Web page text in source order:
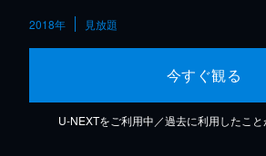
2018年 見放題
今すぐ観る
U-NEXTをご利用中／過去に利用したこ